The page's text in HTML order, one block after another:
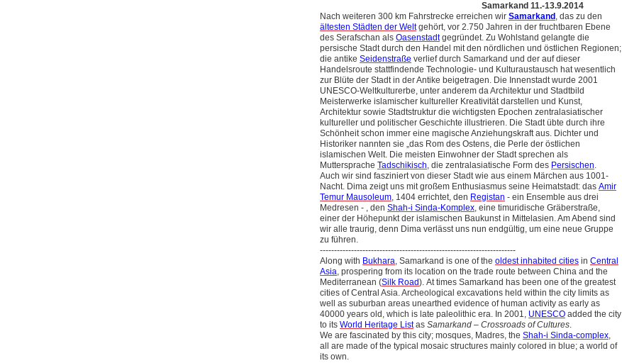
Samarkand 11.-13.9.2014
Nach weiteren 300 km Fahrstrecke erreichen wir Samarkand , das zu den
ältesten Städten der Welt gehört, vor 2.750 Jahren in der fruchtbaren Ebene
des Serafschan als Oasenstadt gegründet. Zu Wohlstand gelangte die
persische Stadt durch den Handel mit den nördlichen und östlichen Regionen;
die antike Seidenstraße verlief durch Samarkand und der auf dieser
Handelsroute stattfindende Technologie- und Kulturaustausch hat wesentlich
zur Blüte der Stadt in der Antike beigetragen. Die Innenstadt wurde 2001
UNESCO-Weltkulturerbe, unter anderem da Architektur und Stadtbild
Meisterwerke islamischer kultureller Kreativität darstellen und Kunst,
Architektur sowie Stadtstruktur die wichtigsten Epochen zentralasiatischer
kultureller und politischer Geschichte illustrieren. Die Stadt übte durch ihre
Schönheit schon immer eine magische Anziehungskraft aus. Dichter und
Historiker nannten sie „das Rom des Ostens, die Perle der östlichen
islamischen Welt. Die meisten Einwohner der Stadt sprechen als
Muttersprache Tadschikisch, die zentralasiatische Form des Persischen.
Auch wir sind fasziniert von dieser Stadt wie aus einem Märchen aus 1001-
Nacht. Dima zeigt uns mit großem Enthusiasmus seine Heimatstadt: das Amir
Temur Mausoleum, 1404 errichtet, den Registan - ein Ensemble aus drei
Medresen - , den Shah-i Sinda-Komplex, eine timuridische Gräberstraße,
einer der Höhepunkt der islamischen Baukunst in Mittelasien. Am Abend sind
wir alle traurig, denn Dima verlässt uns nun endgültig, um eine neue Gruppe
zu führen.
---------------------------------------------------------------------
Along with Bukhara, Samarkand is one of the oldest inhabited cities in Central
Asia, prospering from its location on the trade route between China and the
Mediterranean (Silk Road). At times Samarkand has been one of the greatest
cities of Central Asia. Archeological excavations held within the city limits as
well as suburban areas unearthed evidence of human activity as early as
40000 years old, which is late paleolithic era. In 2001, UNESCO added the city
to its World Heritage List as Samarkand – Crossroads of Cultures.
We are fascinated by this city; mosques, Madres, the Shah-i Sinda-complex,
all are made of the typical mosaic structures mainly colored in blue; a world of
its own.